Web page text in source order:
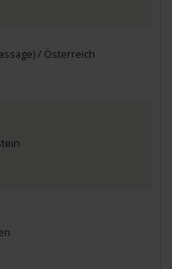
/ Österreich